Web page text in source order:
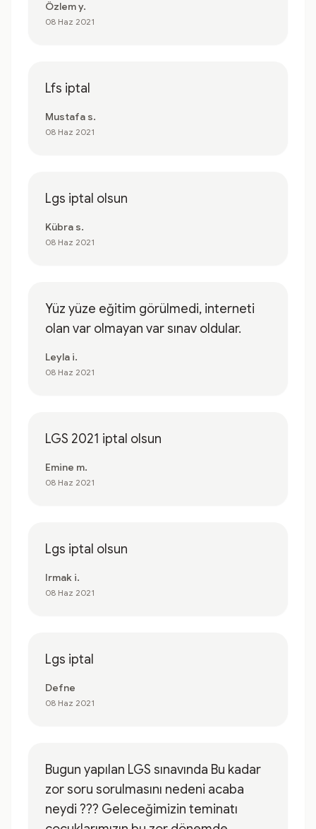
Özlem y.
08 Haz 2021
Lfs iptal
Mustafa s.
08 Haz 2021
Lgs iptal olsun
Kübra s.
08 Haz 2021
Yüz yüze eğitim görülmedi, interneti
olan var olmayan var sınav oldular.
Leyla i.
08 Haz 2021
LGS 2021 iptal olsun
Emine m.
08 Haz 2021
Lgs iptal olsun
Irmak i.
08 Haz 2021
Lgs iptal
Defne
08 Haz 2021
Bugun yapılan LGS sınavında Bu kadar
zor soru sorulmasını nedeni acaba
neydi ??? Geleceğimizin teminatı